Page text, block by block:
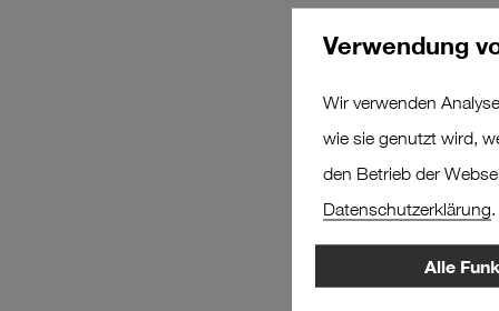
Verwendung
Wir verwenden
wie sie genutzt wird,
den Betrieb der
Datenschutzerklärung.
Alle
über die
Durch